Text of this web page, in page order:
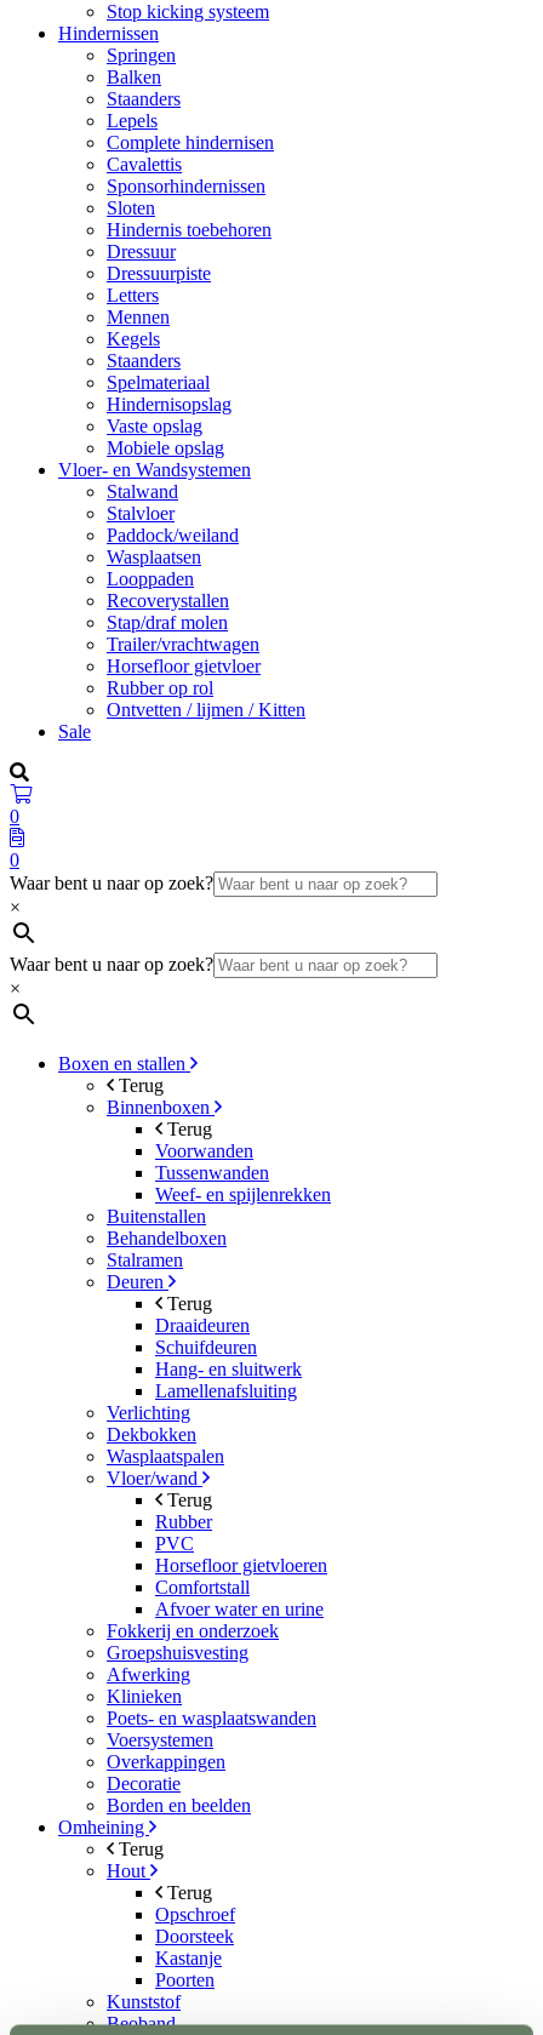
Stop kicking systeem
Hindernissen
Springen
Balken
Staanders
Lepels
Complete hindernisen
Cavalettis
Sponsorhindernissen
Sloten
Hindernis toebehoren
Dressuur
Dressuurpiste
Letters
Mennen
Kegels
Staanders
Spelmateriaal
Hindernisopslag
Vaste opslag
Mobiele opslag
Vloer- en Wandsystemen
Stalwand
Stalvloer
Paddock/weiland
Wasplaatsen
Looppaden
Recoverystallen
Stap/draf molen
Trailer/vrachtwagen
Horsefloor gietvloer
Rubber op rol
Ontvetten / lijmen / Kitten
Sale
0
0
Waar bent u naar op zoek?
×
Waar bent u naar op zoek?
×
Boxen en stallen
Terug
Binnenboxen
Terug
Voorwanden
Tussenwanden
Weef- en spijlenrekken
Buitenstallen
Behandelboxen
Stalramen
Deuren
Terug
Draaideuren
Schuifdeuren
Hang- en sluitwerk
Lamellenafsluiting
Verlichting
Dekbokken
Wasplaatspalen
Vloer/wand
Terug
Rubber
PVC
Horsefloor gietvloeren
Comfortstall
Afvoer water en urine
Fokkerij en onderzoek
Groepshuisvesting
Afwerking
Klinieken
Poets- en wasplaatswanden
Voersystemen
Overkappingen
Decoratie
Borden en beelden
Omheining
Terug
Hout
Terug
Opschroef
Doorsteek
Kastanje
Poorten
Kunststof
Beoband